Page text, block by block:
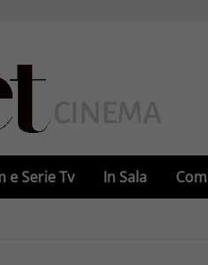
e Serie Tv In Sala